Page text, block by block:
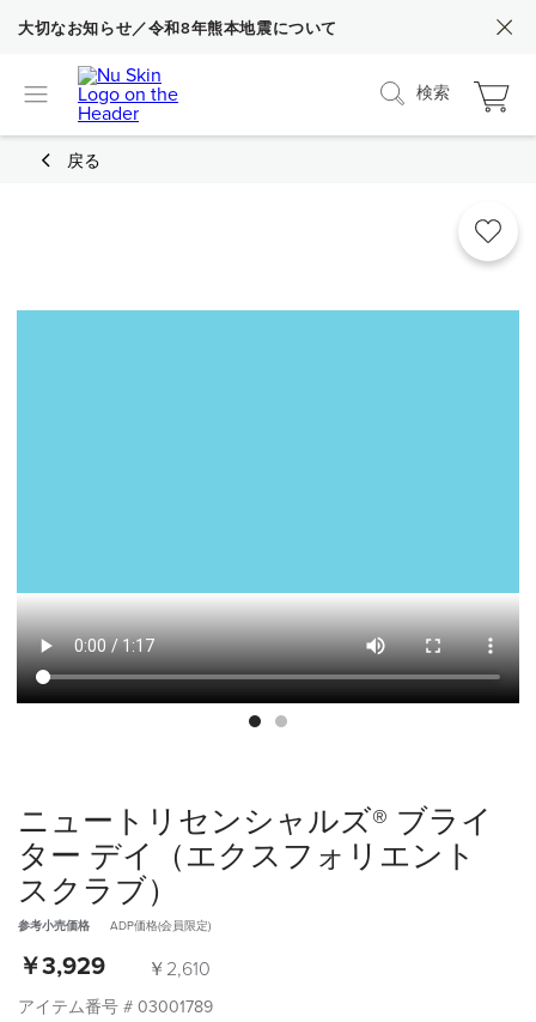
大切なお知らせ／令和8年熊本地震について
検索
戻る
ニュートリセンシャルズ® ブライ
ター デイ（エクスフォリエント
スクラブ）
参考小売価格
￥3,929
ADP価格(会員限定)
￥2,610
アイテム番号 # 03001789